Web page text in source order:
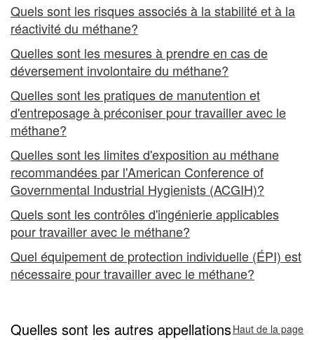
Quels sont les risques associés à la stabilité et à la
réactivité du méthane?
Quelles sont les mesures à prendre en cas de
déversement involontaire du méthane?
Quelles sont les pratiques de manutention et
d'entreposage à préconiser pour travailler avec le
méthane?
Quelles sont les limites d'exposition au méthane
recommandées par l'American Conference of
Governmental Industrial Hygienists (ACGIH)?
Quels sont les contrôles d'ingénierie applicables
pour travailler avec le méthane?
Quel équipement de protection individuelle (ÉPI) est
nécessaire pour travailler avec le méthane?
Quelles sont les autres appellationsHaut de la page